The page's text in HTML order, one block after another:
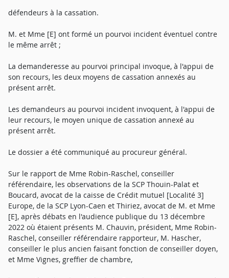
défendeurs à la cassation.
M. et Mme [E] ont formé un pourvoi incident éventuel contre
le même arrêt ;
La demanderesse au pourvoi principal invoque, à l'appui de
son recours, les deux moyens de cassation annexés au
présent arrêt.
Les demandeurs au pourvoi incident invoquent, à l'appui de
leur recours, le moyen unique de cassation annexé au
présent arrêt.
Le dossier a été communiqué au procureur général.
Sur le rapport de Mme Robin-Raschel, conseiller
référendaire, les observations de la SCP Thouin-Palat et
Boucard, avocat de la caisse de Crédit mutuel [Localité 3]
Europe, de la SCP Lyon-Caen et Thiriez, avocat de M. et Mme
[E], après débats en l'audience publique du 13 décembre
2022 où étaient présents M. Chauvin, président, Mme Robin-
Raschel, conseiller référendaire rapporteur, M. Hascher,
conseiller le plus ancien faisant fonction de conseiller doyen,
et Mme Vignes, greffier de chambre,